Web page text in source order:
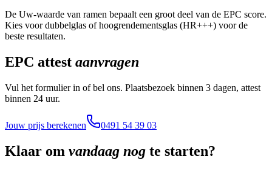
De Uw-waarde van ramen bepaalt een groot deel van de EPC score.
Kies voor dubbelglas of hoogrendementsglas (HR+++) voor de
beste resultaten.
EPC attest aanvragen
Vul het formulier in of bel ons. Plaatsbezoek binnen 3 dagen, attest
binnen 24 uur.
Jouw prijs berekenen 0491 54 39 03
Klaar om vandaag nog te starten?